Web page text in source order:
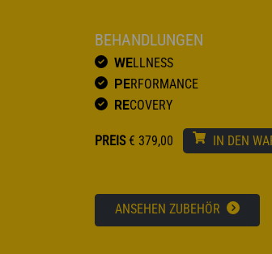
BEHANDLUNGEN
WELLNESS
PERFORMANCE
RECOVERY
PREIS € 379,00 IN DEN
ANSEHEN ZUBEHÖR